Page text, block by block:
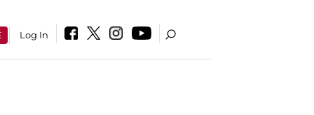
Log In